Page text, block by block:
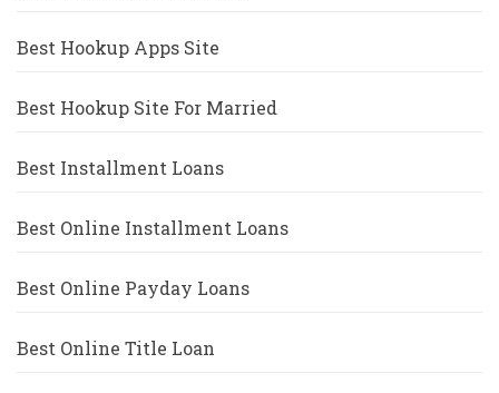
Best Hookup Apps Site
Best Hookup Site For Married
Best Installment Loans
Best Online Installment Loans
Best Online Payday Loans
Best Online Title Loan